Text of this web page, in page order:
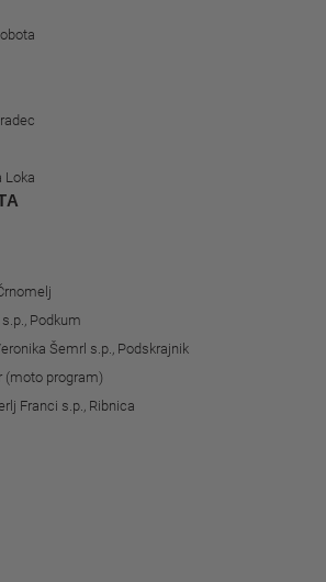
Loka
s.p., Podkum
Šemrl s.p., Podskrajnik
(moto program)
Franci s.p., Ribnica